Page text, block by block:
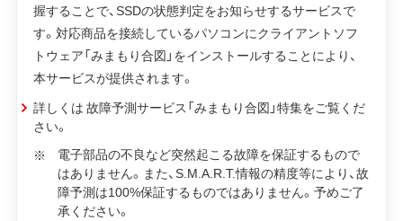
握することで、SSDの状態判定をお知らせするサービスで
す。対応商品を接続しているパソコンにクライアントソフ
トウェア「みまもり合図」をインストールすることにより、
本サービスが提供されます。
詳しくは 故障予測サービス「みまもり合図」特集をご覧くだ
さい。
電子部品の不良など突然起こる故障を保証するもので
はありません。また、S.M.A.R.T.情報の精度等により、故
障予測は100%保証するものではありません。予めご了
承ください。